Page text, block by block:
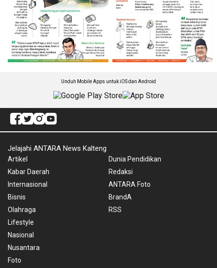
Unduh Mobile Apps untuk iOS dan Android
Jelajahi ANTARA News Kalteng
Artikel
Kabar Daerah
Internasional
Bisnis
Olahraga
Lifestyle
Nasional
Nusantara
Foto
Dunia Pendidikan
Redaksi
ANTARA Foto
BrandA
RSS